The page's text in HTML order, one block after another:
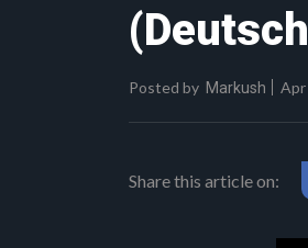
Posted by Markush Apr
Share this article on: